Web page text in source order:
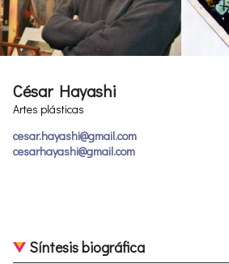
César Hayashi
Artes plásticas
cesar.hayashi@gmail.com
cesarhayashi@gmail.com
Síntesis biográfica